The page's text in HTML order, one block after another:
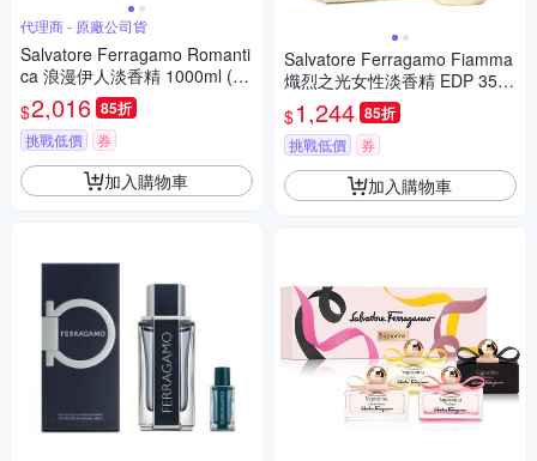
代理商 - 原廠公司貨
Salvatore Ferragamo Romanti
ca 浪漫伊人淡香精 1000ml (原
廠公司貨)
$2,016 85折
挑戰低價 券
加入購物車
Salvatore Ferragamo Fiamma
熾烈之光女性淡香精 EDP 35ml
平行輸入
$1,244 85折
挑戰低價 券
加入購物車